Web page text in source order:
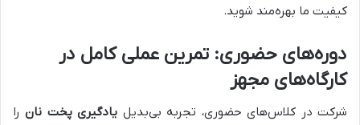
کیفیت ما بهره‌مند شوید.
دوره‌های حضوری: تمرین عملی کامل در
کارگاه‌های مجهز
شرکت در کلاس‌های حضوری، تجربه بی‌بدیل یادگیری پخت نانرا